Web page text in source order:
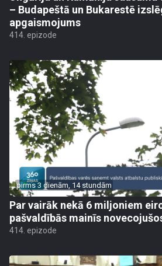
– Budapeštā un Bukarestē
apgaismojums
414. epizode
pirms 3 dienām, 14 stundām
Par vairāk nekā 6 miljoniem
pašvaldībās mainīs
414. epizode